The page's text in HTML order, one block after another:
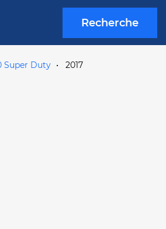
Recherche
Super Duty 2017